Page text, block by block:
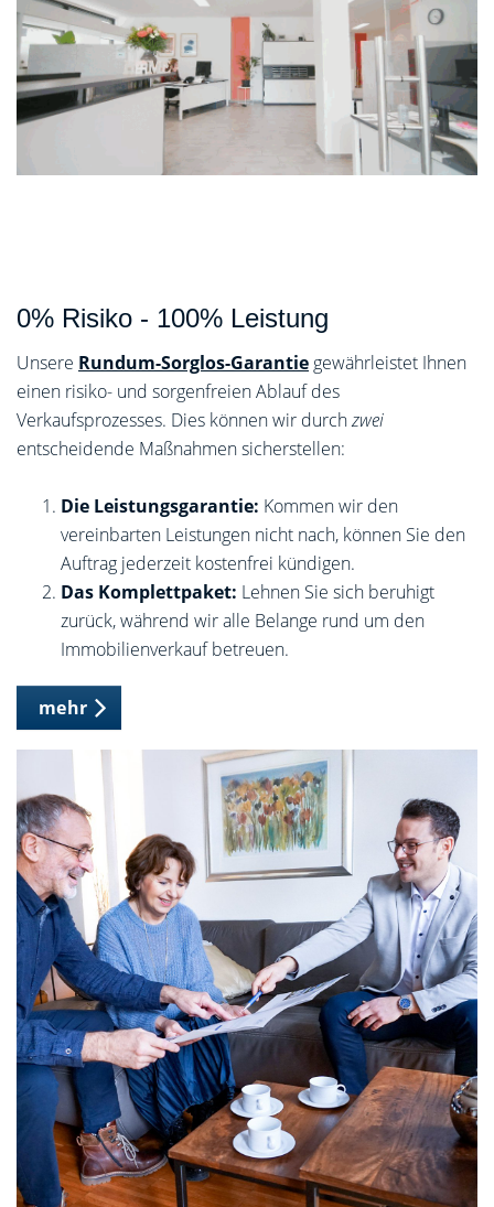
0% Risiko - 100% Leistung
Unsere Rundum-Sorglos-Garantie gewährleistet Ihnen
einen risiko- und sorgenfreien Ablauf des
Verkaufsprozesses. Dies können wir durchzwei
entscheidende Maßnahmen sicherstellen:
Die Leistungsgarantie: Kommen wir den
vereinbarten Leistungen nicht nach, können Sie den
Auftrag jederzeit kostenfrei kündigen.
Das Komplettpaket: Lehnen Sie sich beruhigt
zurück, während wir alle Belange rund um den
Immobilienverkauf betreuen.
mehr